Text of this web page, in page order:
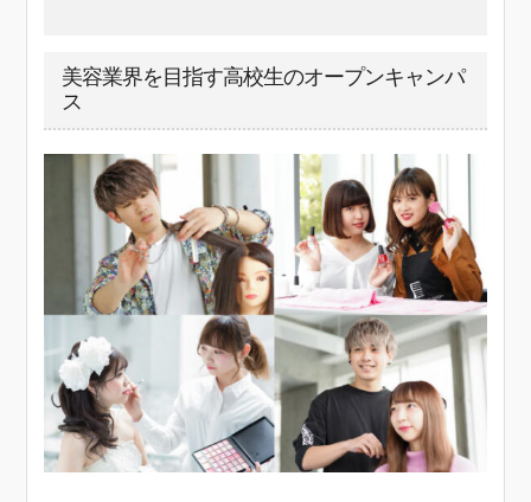
美容業界を目指す高校生のオープンキャンパ
ス